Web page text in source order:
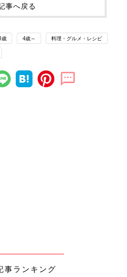
事へ戻る
歳 4歳～ 料理・グルメ・レシピ
事ランキング